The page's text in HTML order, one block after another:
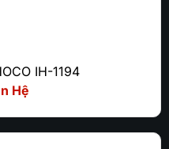
IH-1194
Hệ